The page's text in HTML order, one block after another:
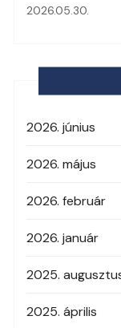
2026.05.30.
2026. június
2026. május
2026. február
2026. január
2025.
2025. április